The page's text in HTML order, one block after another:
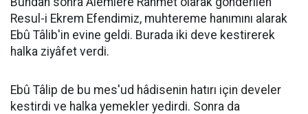
Resul-i Ekrem Efendimiz, muhtereme hanımını alarak
Ebû Tâlib'in evine geldi. Burada iki deve kestirerek
halka ziyâfet verdi.
Ebû Tâlip de bu mes'ud hâdisenin hatırı için develer
kestirdi ve halka yemekler yedirdi. Sonra da